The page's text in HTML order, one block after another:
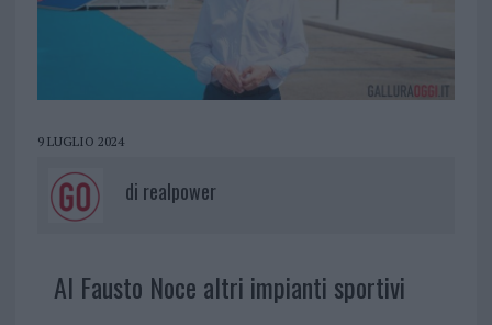
9 LUGLIO 2024
di realpower
Al Fausto Noce altri impianti sportivi